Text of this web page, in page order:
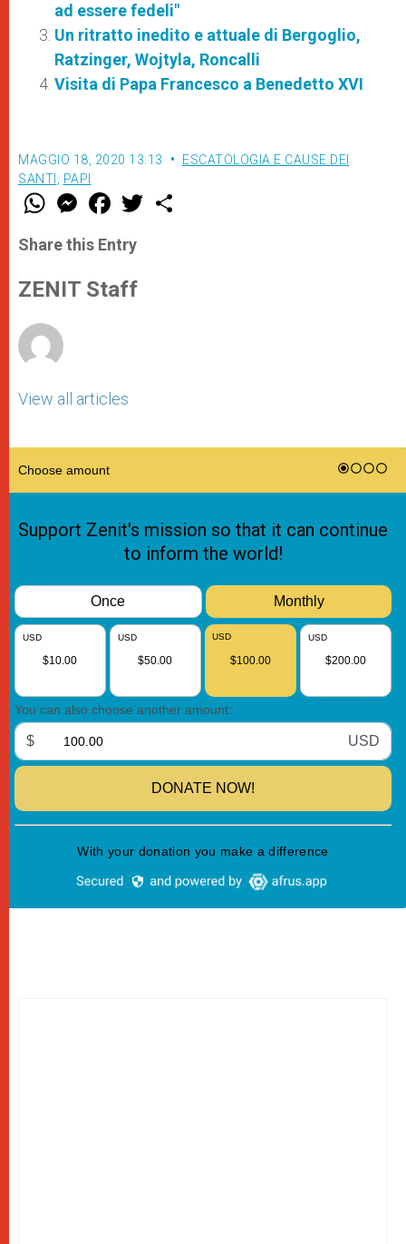
ad essere fedeli"
Un ritratto inedito e attuale di Bergoglio,
Ratzinger, Wojtyla, Roncalli
Visita di Papa Francesco a Benedetto XVI
MAGGIO 18, 2020 13:13
ESCATOLOGIA E CAUSE DEI
SANTI
PAPI
W
t
s
p
p
M
e
s
e
g
e
F
a
e
b
o
k
w
Share this Entry
ZENIT Staff
View all articles